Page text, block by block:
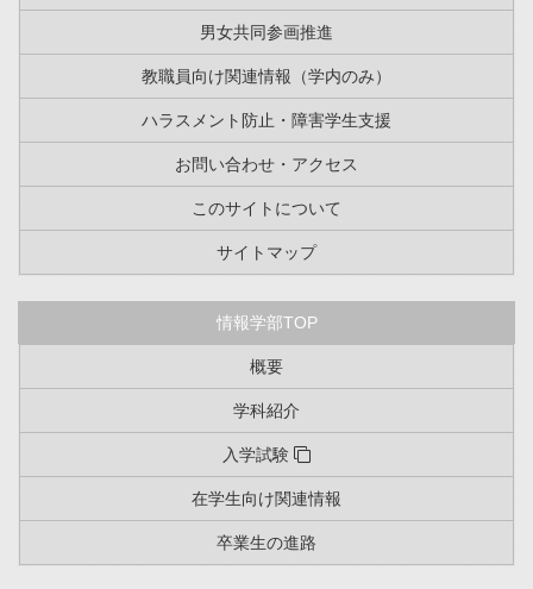
男女共同参画推進
教職員向け関連情報（学内のみ）
ハラスメント防止・障害学生支援
お問い合わせ・アクセス
このサイトについて
サイトマップ
情報学部TOP
概要
学科紹介
入学試験
在学生向け関連情報
卒業生の進路